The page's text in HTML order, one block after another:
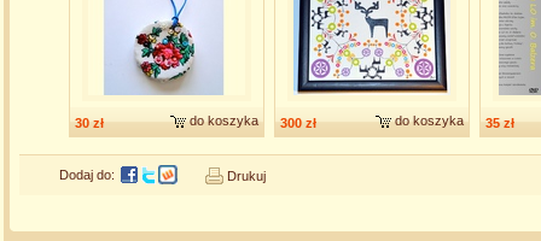
30 zł do koszyka 300 zł do koszyka 35 zł
Dodaj do: Drukuj